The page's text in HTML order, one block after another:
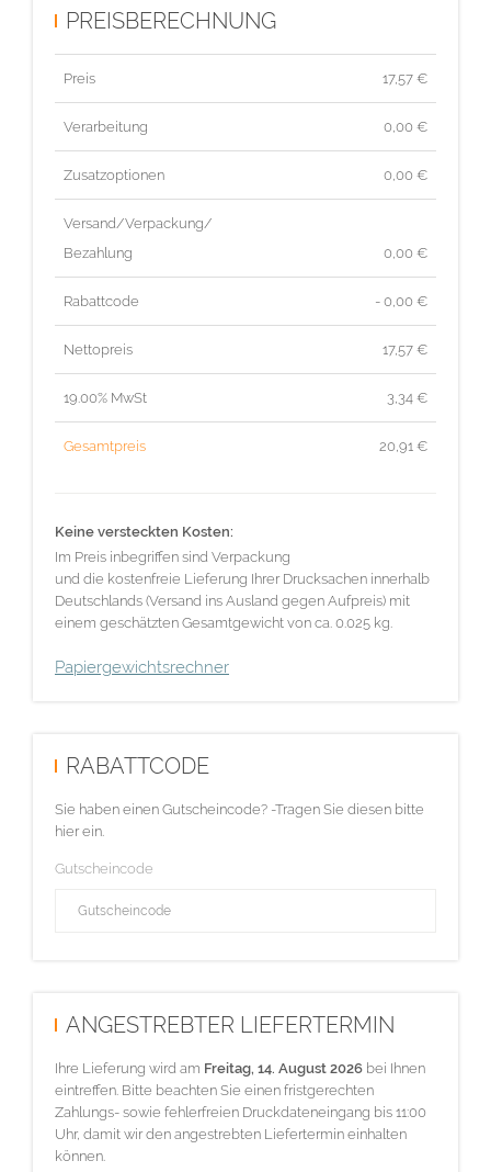
PREISBERECHNUNG
Preis 17,57 €
Verarbeitung 0,00 €
Zusatzoptionen 0,00 €
Versand/Verpackung/
Bezahlung
0,00 €
Rabattcode - 0,00 €
Nettopreis 17,57 €
19.00% MwSt 3,34 €
Gesamtpreis 20,91 €
Keine versteckten Kosten:
Im Preis inbegriffen sind Verpackung
und die kostenfreie Lieferung Ihrer Drucksachen innerhalb
Deutschlands (Versand ins Ausland gegen Aufpreis) mit
einem geschätzten Gesamtgewicht von ca. 0.025 kg.
Papiergewichtsrechner
RABATTCODE
Sie haben einen Gutscheincode? -Tragen Sie diesen bitte
hier ein.
Gutscheincode
ANGESTREBTER LIEFERTERMIN
Ihre Lieferung wird am Freitag, 14. August 2026 bei Ihnen
eintreffen. Bitte beachten Sie einen fristgerechten
Zahlungs- sowie fehlerfreien Druckdateneingang bis 11:00
Uhr, damit wir den angestrebten Liefertermin einhalten
können.